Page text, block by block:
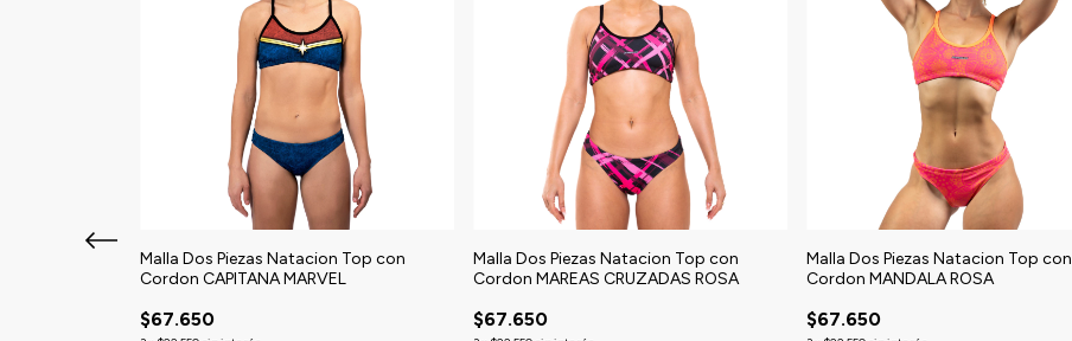
Malla Dos Piezas Natacion Top con
Cordon CAPITANA MARVEL
$67.650
Malla Dos Piezas Natacion Top con
Cordon MAREAS CRUZADAS ROSA
$67.650
Malla Dos Piezas Natacion Top con
Cordon MANDALA ROSA
$67.650